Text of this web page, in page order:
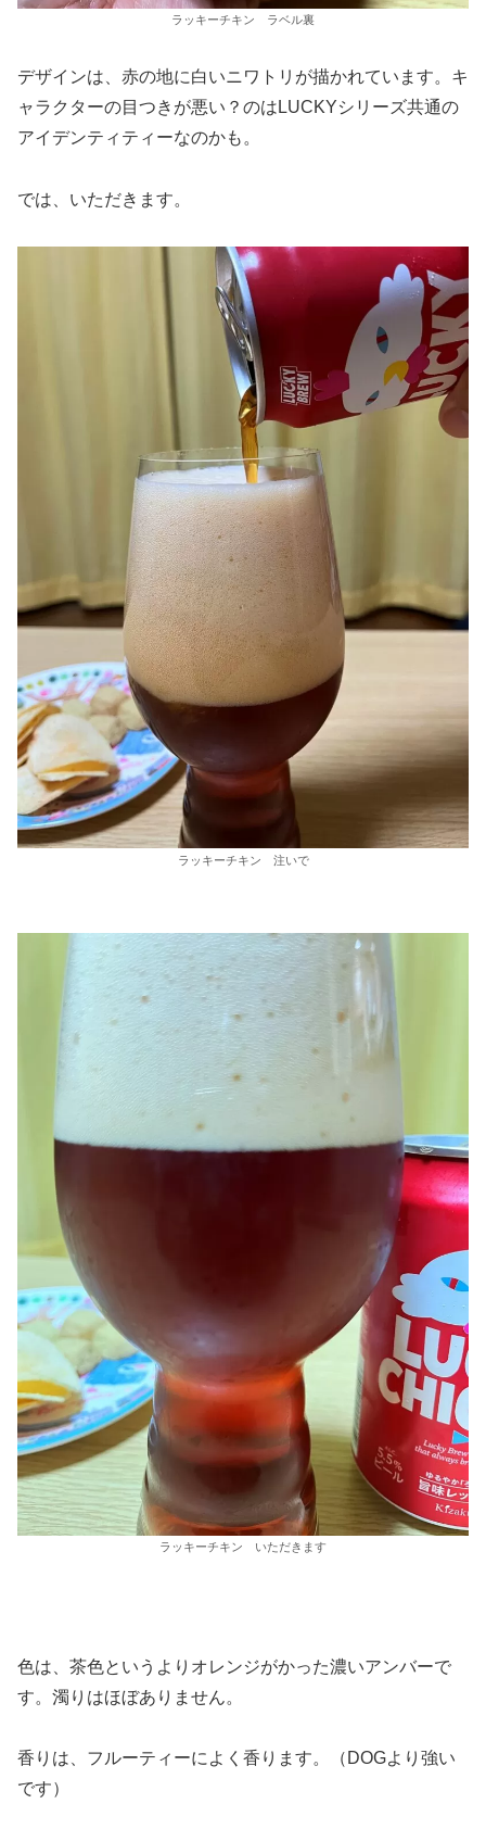
ラッキーチキン ラベル裏
デザインは、赤の地に白いニワトリが描かれています。キ
ャラクターの目つきが悪い？のはLUCKYシリーズ共通の
アイデンティティーなのかも。
では、いただきます。
ラッキーチキン 注いで
ラッキーチキン いただきます
色は、茶色というよりオレンジがかった濃いアンバーで
す。濁りはほぼありません。
香りは、フルーティーによく香ります。（DOGより強い
です）